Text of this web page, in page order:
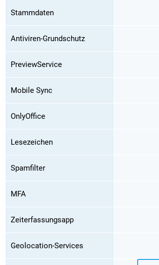
Stammdaten
Antiviren-Grundschutz
PreviewService
Mobile Sync
OnlyOffice
Lesezeichen
Spamfilter
MFA
Zeiterfassungsapp
Geolocation-Services